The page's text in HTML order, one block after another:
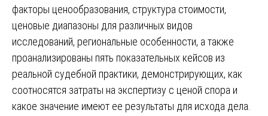
факторы ценообразования, структура стоимости,
ценовые диапазоны для различных видов
исследований, региональные особенности, а также
проанализированы пять показательных кейсов из
реальной судебной практики, демонстрирующих, как
соотносятся затраты на экспертизу с ценой спора и
какое значение имеют ее результаты для исхода дела.